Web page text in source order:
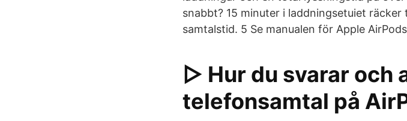
snabbt? 15 minuter i laddningsetuiet
samtalstid. 5 Se manualen för Apple
▷ Hur du svarar och
telefonsamtal på